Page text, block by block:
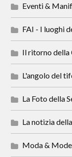
Eventi &
FAI - I luoghi
Il ritorno della
L'angolo del
La Foto della
La notizia
Moda & Mode